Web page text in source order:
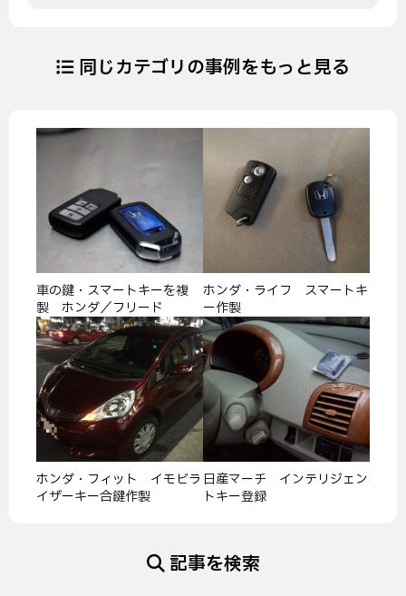
同じカテゴリの事例をもっと見る
車の鍵・スマートキーを複
製 ホンダ／フリード
ホンダ・ライフ スマートキ
ー作製
ホンダ・フィット イモビラ
イザーキー合鍵作製
日産マーチ インテリジェン
トキー登録
記事を検索